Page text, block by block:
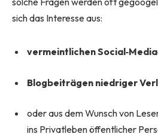
sich das Interesse aus:
vermeintlichen
Blogbeiträgen niedriger
oder aus dem Wunsch von
ins Privatleben öffentlicher